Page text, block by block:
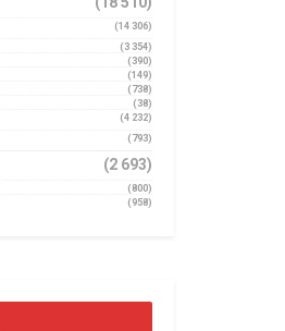
(14 306)
(3 354)
(390)
(149)
(738)
(38)
(4 232)
(793)
(2 693)
(800)
(958)